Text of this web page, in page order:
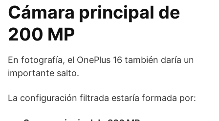
Cámara principal de
200 MP
En fotografía, el OnePlus 16 también daría un
importante salto.
La configuración filtrada estaría formada por: